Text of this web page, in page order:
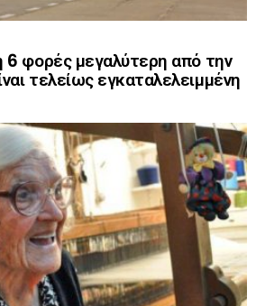
6 φορές μεγαλύτερη από την
τελείως εγκαταλελειμμένη